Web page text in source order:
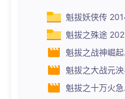
魁拔妖侠传
魁拔之殊途
魁拔之战神崛
魁拔之大战元
魁拔之十万火